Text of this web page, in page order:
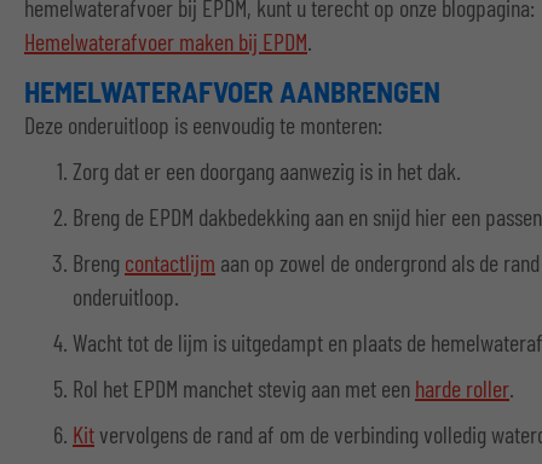
hemelwaterafvoer bij EPDM, kunt u terecht op onze blogpagina:
Hemelwaterafvoer maken bij EPDM.
HEMELWATERAFVOER AANBRENGEN
Deze onderuitloop is eenvoudig te monteren:
Zorg dat er een doorgang aanwezig is in het dak.
Breng de EPDM dakbedekking aan en snijd hier een
Breng contactlijm aan op zowel de ondergrond als de
onderuitloop.
Wacht tot de lijm is uitgedampt en plaats de
Rol het EPDM manchet stevig aan met een harde roller.
Kit vervolgens de rand af om de verbinding volledig